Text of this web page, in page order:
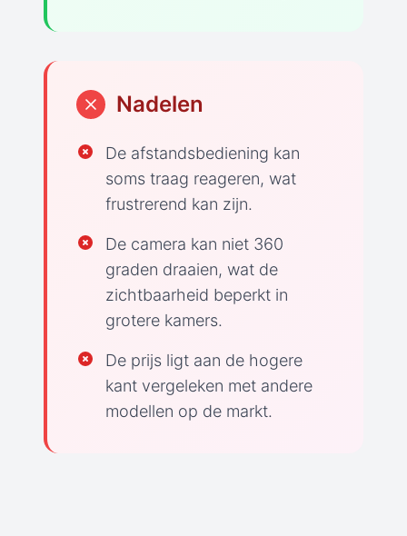
Nadelen
De afstandsbediening kan
soms traag reageren, wat
frustrerend kan zijn.
De camera kan niet 360
graden draaien, wat de
zichtbaarheid beperkt in
grotere kamers.
De prijs ligt aan de hogere
kant vergeleken met andere
modellen op de markt.